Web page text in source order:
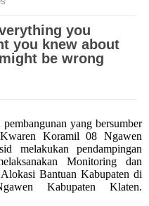
yang bersumber
Koramil 08 Ngawen
melakukan pendampingan
Monitoring dan
Bantuan Kabupaten di
Kabupaten Klaten.